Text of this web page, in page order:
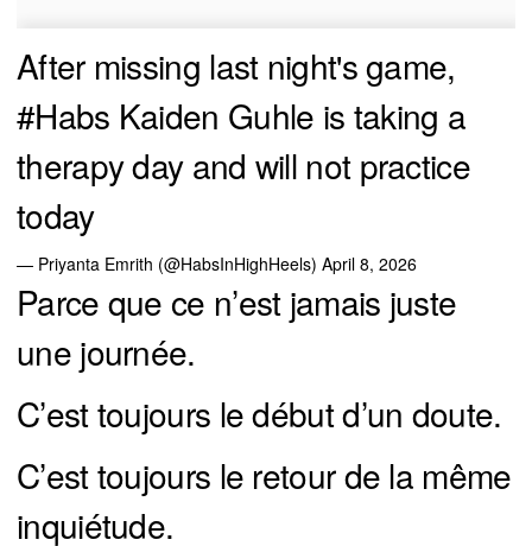
After missing last night's game,
#Habs Kaiden Guhle is taking a
therapy day and will not practice
today
— Priyanta Emrith (@HabsInHighHeels) April 8, 2026
Parce que ce n’est jamais juste
une journée.
C’est toujours le début d’un doute.
C’est toujours le retour de la même
inquiétude.